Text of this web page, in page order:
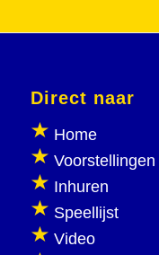
Direct naar
Home
Voorstellingen
Inhuren
Speellijst
Video